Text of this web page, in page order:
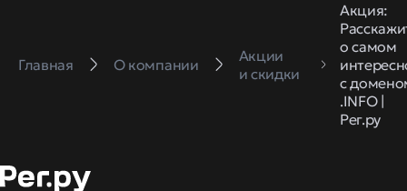
Главная О компании
Акции
и скидки
Акция:
о самом
с
.INFO |
Рег.ру